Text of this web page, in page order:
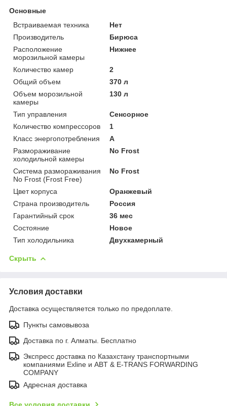
Основные
Встраиваемая техника
Нет
Производитель
Бирюса
Расположение
морозильной камеры
Нижнее
Количество камер
2
Общий объем
370 л
Объем морозильной
камеры
130 л
Тип управления
Сенсорное
Количество компрессоров
1
Класс энергопотребления
A
Размораживание
холодильной камеры
No Frost
Система размораживания
No Frost (Frost Free)
No Frost
Цвет корпуса
Оранжевый
Страна производитель
Россия
Гарантийный срок
36 мес
Состояние
Новое
Тип холодильника
Двухкамерный
Скрыть
Условия доставки
Доставка осуществляется только по предоплате.
Пункты самовывоза
Доставка по г. Алматы. Бесплатно
Экспресс доставка по Казахстану транспортными
компаниями Exline и ABT & E-TRANS FORWARDING
COMPANY
Адресная доставка
Все условия доставки